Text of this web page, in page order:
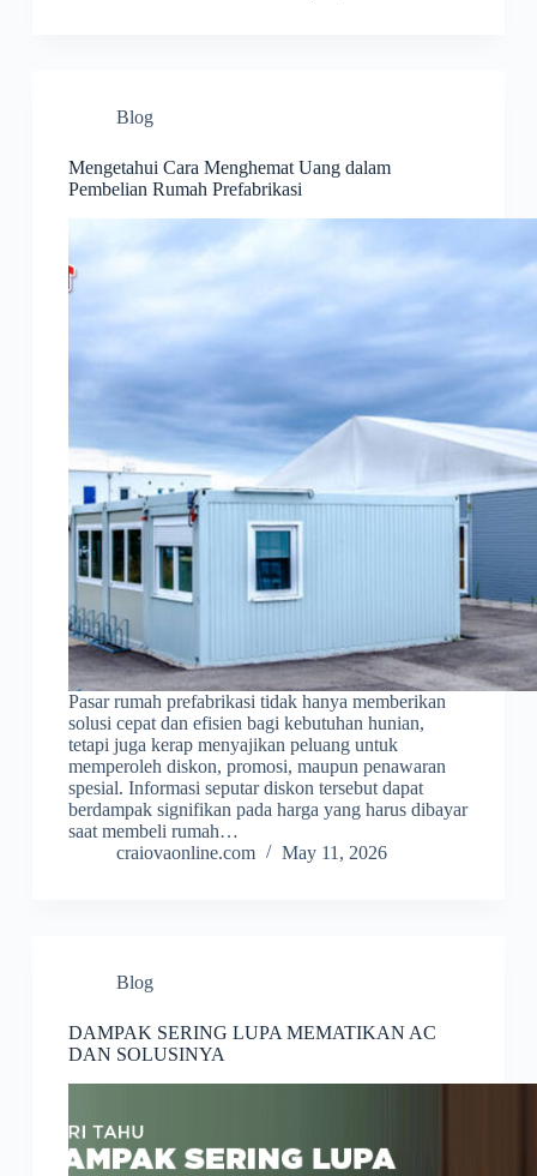
Blog
Mengetahui Cara Menghemat Uang dalam
Pembelian Rumah Prefabrikasi
Pasar rumah prefabrikasi tidak hanya memberikan
solusi cepat dan efisien bagi kebutuhan hunian,
tetapi juga kerap menyajikan peluang untuk
memperoleh diskon, promosi, maupun penawaran
spesial. Informasi seputar diskon tersebut dapat
berdampak signifikan pada harga yang harus dibayar
saat membeli rumah…
craiovaonline.com
May 11, 2026
Blog
DAMPAK SERING LUPA MEMATIKAN AC
DAN SOLUSINYA